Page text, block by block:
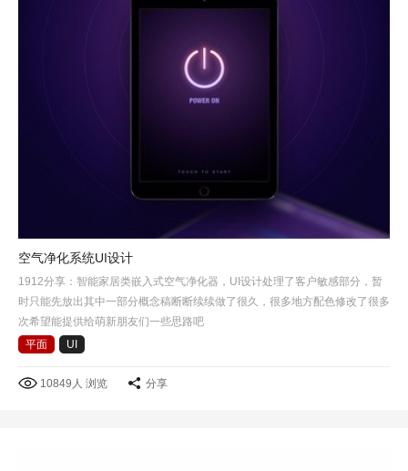
空气净化系统UI设计
1912分享：智能家居类嵌入式空气净化器，UI设计处理了客户敏感部分，暂
时只能先放出其中一部分概念稿断断续续做了很久，很多地方配色修改了很多
次希望能提供给萌新朋友们一些思路吧
平面
UI
10849人 浏览 分享